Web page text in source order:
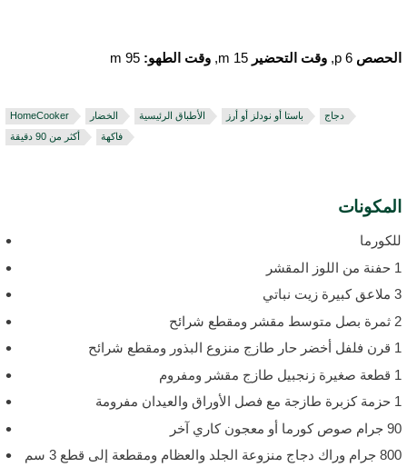
6 p, وقت التحضير 15 m, وقت الطهو: 95 m
HomeCooker الخضار الأطباق الرئيسية باستا أو نودلز أو أرز
دجاج
أكثر من 90 دقيقة
فاكهة
أو معجون كاري آخر
منزوعة الجلد والعظام ومقطعة إلى قطع 3 سم